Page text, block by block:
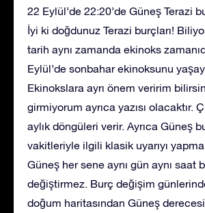
22 Eylül’de 22:20’de Güneş Terazi
İyi ki doğdunuz Terazi burçları!
tarih aynı zamanda ekinoks
Eylül’de sonbahar ekinoksunu
Ekinokslara ayrı önem veririm
girmiyorum ayrıca yazısı olacaktır.
aylık döngüleri verir. Ayrıca Güneş
vakitleriyle ilgili klasik uyarıyı
Güneş her sene aynı gün aynı saat
değiştirmez. Burç değişim
doğum haritasından Güneş